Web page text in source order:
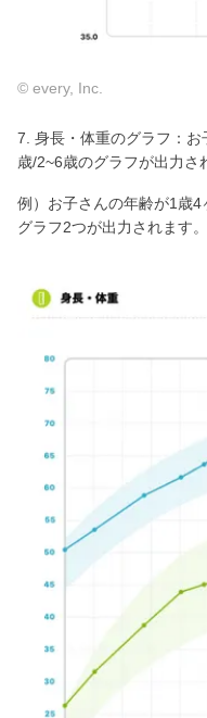
© every, Inc.
7. 身長・体重のグラフ：
歳/2~6歳のグラフが出力さ
例）お子さんの年齢が1歳
グラフ2つが出力されます